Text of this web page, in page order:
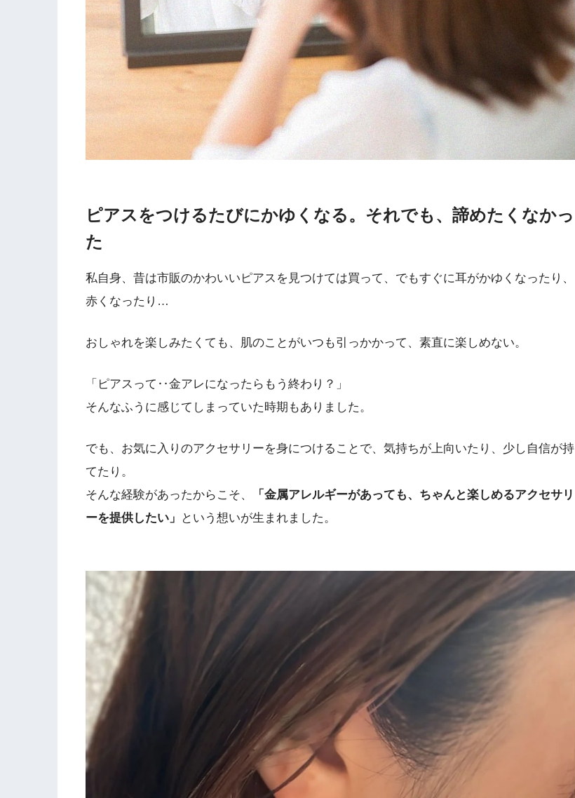
ピアスをつけるたびにかゆくなる。それでも、諦めたくなかっ
た
私自身、昔は市販のかわいいピアスを見つけては買って、でもすぐに耳がかゆくなったり、
赤くなったり…
おしゃれを楽しみたくても、肌のことがいつも引っかかって、素直に楽しめない。
「ピアスって‥金アレになったらもう終わり？」
そんなふうに感じてしまっていた時期もありました。
でも、お気に入りのアクセサリーを身につけることで、気持ちが上向いたり、少し自信が持
てたり。
そんな経験があったからこそ、
「金属アレルギーがあっても、ちゃんと楽しめるアクセサリ
ーを提供したい」
という想いが生まれました。